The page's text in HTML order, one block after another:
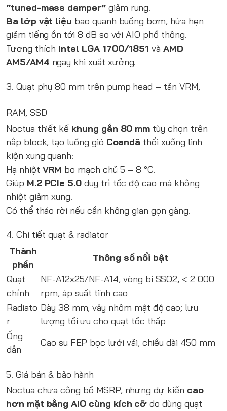
“tuned-mass damper”giảm rung.
Ba lớp vật liệu bao quanh buồng bơm, hứa hẹn
giảm tiếng ồn tới 8 dB so với AIO phổ thông.
Tương thích Intel LGA 1700/1851 vàAMD
AM5/AM4 ngay khi xuất xưởng.
3. Quạt phụ 80 mm trên pump head – tản VRM,
RAM, SSD
Noctua thiết kế khung gắn 80 mm tùy chọn trên
nắp block, tạo luồng gió Coandă thổi xuống linh
kiện xung quanh:
Hạ nhiệt VRM bo mạch chủ 5 – 8 °C.
Giúp M.2 PCIe 5.0 duy trì tốc độ cao mà không
nhiệt giảm xung.
Có thể tháo rời nếu cần không gian gọn gàng.
4. Chi tiết quạt & radiator
Thành
phần
Thông số nổi bật
Quạt
chính
NF-A12x25/NF-A14, vòng bi SSO2, < 2 000
rpm, áp suất tĩnh cao
Radiato
r
Dày 38 mm, vây nhôm mật độ cao; lưu
lượng tối ưu cho quạt tốc thấp
Ống
dẫn
Cao su FEP bọc lưới vải, chiều dài 450 mm
5. Giá bán & bảo hành
Noctua chưa công bố MSRP, nhưng dự kiến cao
hơn mặt bằng AIO cùng kích cỡ do dùng quạt